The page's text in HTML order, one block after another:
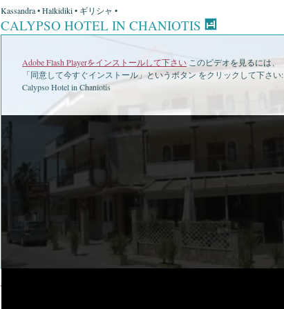
Kassandra • Halkidiki • ギリシャ •
CALYPSO HOTEL IN CHANIOTIS
Adobe Flash Playerをインストールして下さい このビデオを見るには、
「同意して今すぐインストール」というボタン をクリックして下さい:
Calypso Hotel in Chaniotis